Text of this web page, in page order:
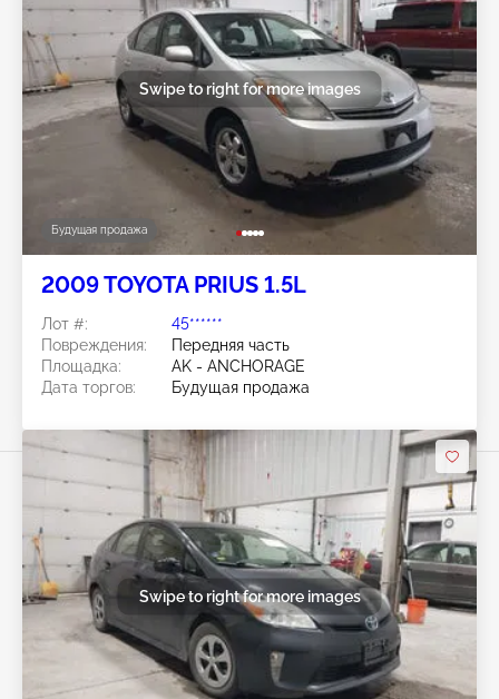
Будущая продажа
Swipe to right for more images
2009 TOYOTA PRIUS 1.5L
Лот #:
45******
Повреждения:
Передняя часть
Площадка:
AK - ANCHORAGE
Дата торгов:
Будущая продажа
Swipe to right for more images